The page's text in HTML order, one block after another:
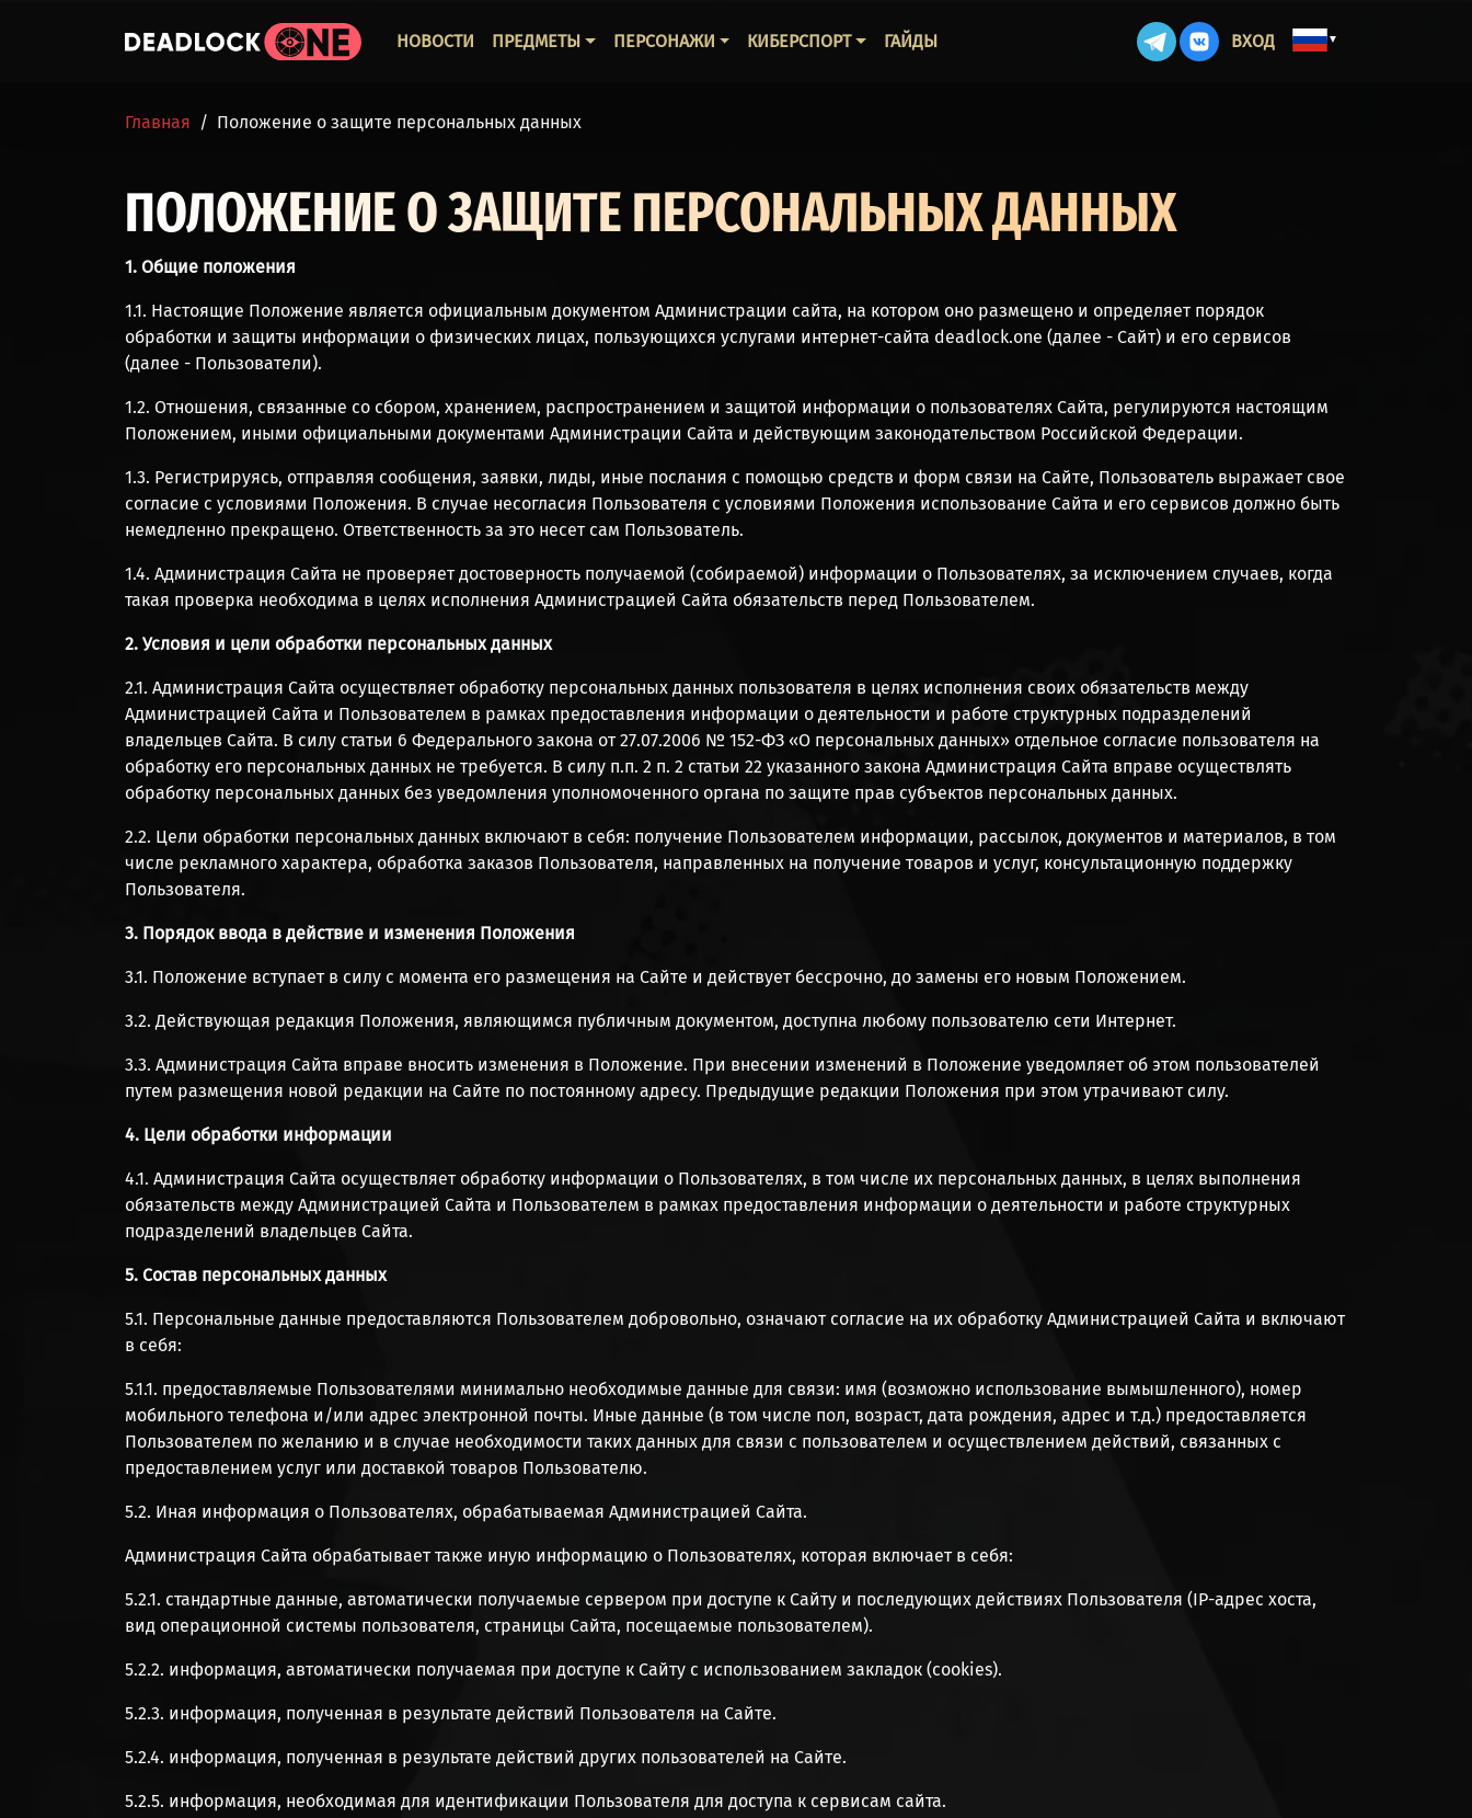
ОСНОВНАЯ НАВИГАЦИЯ
НОВОСТИ ПРЕДМЕТЫ ПЕРСОНАЖИ КИБЕРСПОРТ ГАЙДЫ ВХОД ▼
СТРОКА НАВИГАЦИИ
Главная Положение о защите персональных данных
ПОЛОЖЕНИЕ О ЗАЩИТЕ ПЕРСОНАЛЬНЫХ ДАННЫХ
1. Общие положения
1.1. Настоящие Положение является официальным документом Администрации сайта, на котором оно размещено и определяет порядок
обработки и защиты информации о физических лицах, пользующихся услугами интернет-сайта deadlock.one (далее - Сайт) и его сервисов
(далее - Пользователи).
1.2. Отношения, связанные со сбором, хранением, распространением и защитой информации о пользователях Сайта, регулируются настоящим
Положением, иными официальными документами Администрации Сайта и действующим законодательством Российской Федерации.
1.3. Регистрируясь, отправляя сообщения, заявки, лиды, иные послания с помощью средств и форм связи на Сайте, Пользователь выражает свое
согласие с условиями Положения. В случае несогласия Пользователя с условиями Положения использование Сайта и его сервисов должно быть
немедленно прекращено. Ответственность за это несет сам Пользователь.
1.4. Администрация Сайта не проверяет достоверность получаемой (собираемой) информации о Пользователях, за исключением случаев, когда
такая проверка необходима в целях исполнения Администрацией Сайта обязательств перед Пользователем.
2. Условия и цели обработки персональных данных
2.1. Администрация Сайта осуществляет обработку персональных данных пользователя в целях исполнения своих обязательств между
Администрацией Сайта и Пользователем в рамках предоставления информации о деятельности и работе структурных подразделений
владельцев Сайта. В силу статьи 6 Федерального закона от 27.07.2006 № 152-ФЗ «О персональных данных» отдельное согласие пользователя на
обработку его персональных данных не требуется. В силу п.п. 2 п. 2 статьи 22 указанного закона Администрация Сайта вправе осуществлять
обработку персональных данных без уведомления уполномоченного органа по защите прав субъектов персональных данных.
2.2. Цели обработки персональных данных включают в себя: получение Пользователем информации, рассылок, документов и материалов, в том
числе рекламного характера, обработка заказов Пользователя, направленных на получение товаров и услуг, консультационную поддержку
Пользователя.
3. Порядок ввода в действие и изменения Положения
3.1. Положение вступает в силу с момента его размещения на Сайте и действует бессрочно, до замены его новым Положением.
3.2. Действующая редакция Положения, являющимся публичным документом, доступна любому пользователю сети Интернет.
3.3. Администрация Сайта вправе вносить изменения в Положение. При внесении изменений в Положение уведомляет об этом пользователей
путем размещения новой редакции на Сайте по постоянному адресу. Предыдущие редакции Положения при этом утрачивают силу.
4. Цели обработки информации
4.1. Администрация Сайта осуществляет обработку информации о Пользователях, в том числе их персональных данных, в целях выполнения
обязательств между Администрацией Сайта и Пользователем в рамках предоставления информации о деятельности и работе структурных
подразделений владельцев Сайта.
5. Состав персональных данных
5.1. Персональные данные предоставляются Пользователем добровольно, означают согласие на их обработку Администрацией Сайта и включают
в себя:
5.1.1. предоставляемые Пользователями минимально необходимые данные для связи: имя (возможно использование вымышленного), номер
мобильного телефона и/или адрес электронной почты. Иные данные (в том числе пол, возраст, дата рождения, адрес и т.д.) предоставляется
Пользователем по желанию и в случае необходимости таких данных для связи с пользователем и осуществлением действий, связанных с
предоставлением услуг или доставкой товаров Пользователю.
5.2. Иная информация о Пользователях, обрабатываемая Администрацией Сайта.
Администрация Сайта обрабатывает также иную информацию о Пользователях, которая включает в себя:
5.2.1. стандартные данные, автоматически получаемые сервером при доступе к Сайту и последующих действиях Пользователя (IP-адрес хоста,
вид операционной системы пользователя, страницы Сайта, посещаемые пользователем).
5.2.2. информация, автоматически получаемая при доступе к Сайту с использованием закладок (cookies).
5.2.3. информация, полученная в результате действий Пользователя на Сайте.
5.2.4. информация, полученная в результате действий других пользователей на Сайте.
5.2.5. информация, необходимая для идентификации Пользователя для доступа к сервисам сайта.